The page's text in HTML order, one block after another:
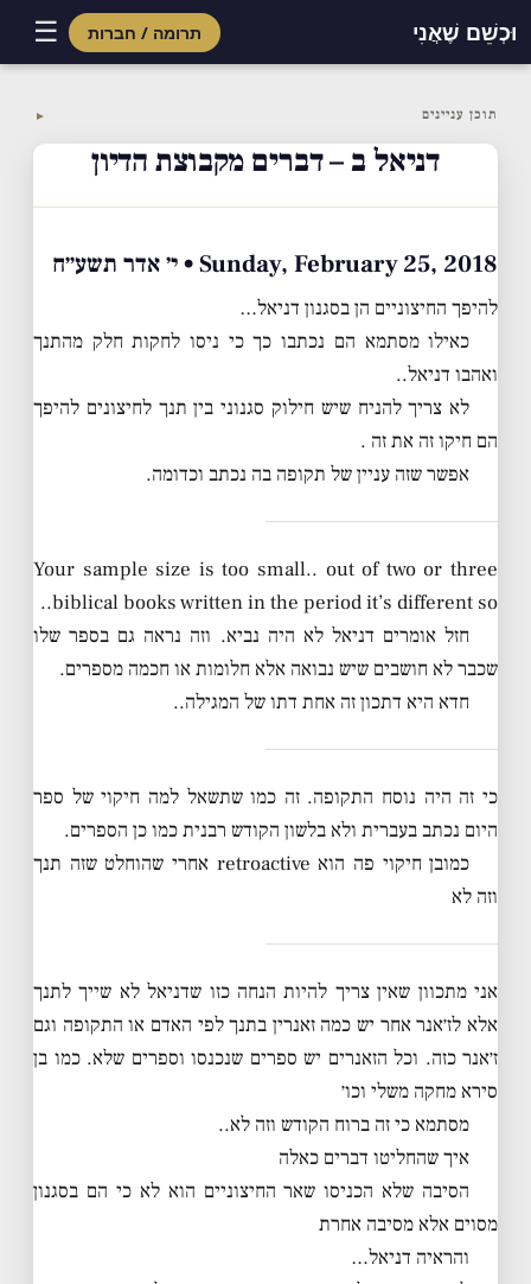
וּכְשֵׁם שֶׁאֲנִי תרומה / חברות ☰
content
תוכן עניינים ▼
דניאל ב – דברים מקבוצת הדיון
Sunday, February 25, 2018 • י׳ אדר תשע״ח
להיפך החיצוניים הן בסגנון דניאל…
כאילו מסתמא הם נכתבו כך כי ניסו לחקות חלק מהתנך
ואהבו דניאל..
לא צריך להניח שיש חילוק סגנוני בין תנך לחיצונים להיפך
הם חיקו זה את זה .
אפשר שזה עניין של תקופה בה נכתב וכדומה.
Your sample size is too small.. out of two or three
biblical books written in the period it’s different so..
חזל אומרים דניאל לא היה נביא. וזה נראה גם בספר שלו
שכבר לא חושבים שיש נבואה אלא חלומות או חכמה מספרים.
חדא היא דתכון זה אחת דתו של המגילה..
כי זה היה נוסח התקופה. זה כמו שתשאל למה חיקוי של ספר
היום נכתב בעברית ולא בלשון הקודש רבנית כמו כן הספרים.
כמובן חיקוי פה הוא retroactive אחרי שהוחלט שזה תנך
וזה לא
אני מתכוון שאין צריך להיות הנחה כזו שדניאל לא שייך לתנך
אלא לז׳אנר אחר יש כמה זאנרין בתנך לפי האדם או התקופה וגם
ז׳אנר כזה. וכל הזאנרים יש ספרים שנכנסו וספרים שלא. כמו בן
סירא מחקה משלי וכו׳
מסתמא כי זה ברוח הקודש וזה לא..
איך שהחליטו דברים כאלה
הסיבה שלא הכניסו שאר החיצוניים הוא לא כי הם בסגנון
מסוים אלא מסיבה אחרת
והראיה דניאל…